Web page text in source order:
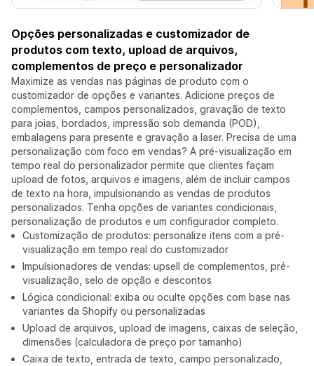
Opções personalizadas e customizador de
produtos com texto, upload de arquivos,
complementos de preço e personalizador
Maximize as vendas nas páginas de produto com o
customizador de opções e variantes. Adicione preços de
complementos, campos personalizados, gravação de texto
para joias, bordados, impressão sob demanda (POD),
embalagens para presente e gravação a laser. Precisa de uma
personalização com foco em vendas? A pré-visualização em
tempo real do personalizador permite que clientes façam
upload de fotos, arquivos e imagens, além de incluir campos
de texto na hora, impulsionando as vendas de produtos
personalizados. Tenha opções de variantes condicionais,
personalização de produtos e um configurador completo.
Customização de produtos: personalize itens com a pré-
visualização em tempo real do customizador
Impulsionadores de vendas: upsell de complementos, pré-
visualização, selo de opção e descontos
Lógica condicional: exiba ou oculte opções com base nas
variantes da Shopify ou personalizadas
Upload de arquivos, upload de imagens, caixas de seleção,
dimensões (calculadora de preço por tamanho)
Caixa de texto, entrada de texto, campo personalizado,